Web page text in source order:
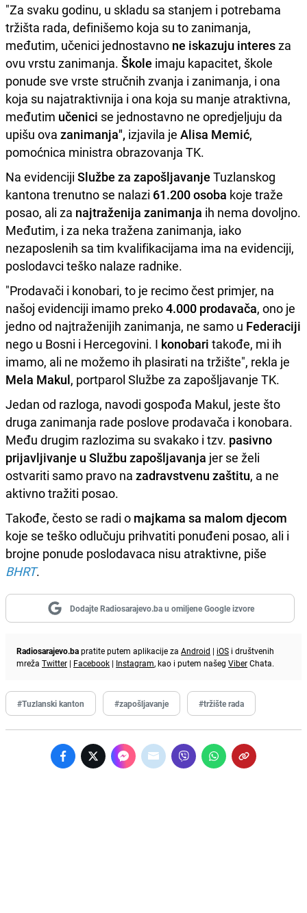
"Za svaku godinu, u skladu sa stanjem i potrebama
tržišta rada, definišemo koja su to zanimanja,
međutim, učenici jednostavno ne iskazuju interesza
ovu vrstu zanimanja. Škole imaju kapacitet, škole
ponude sve vrste stručnih zvanja i zanimanja, i ona
koja su najatraktivnija i ona koja su manje atraktivna,
međutim učenici se jednostavno ne opredjeljuju da
upišu ova zanimanja", izjavila je Alisa Memić,
pomoćnica ministra obrazovanja TK.
Na evidenciji Službe za zapošljavanje Tuzlanskog
kantona trenutno se nalazi 61.200 osoba koje traže
posao, ali za najtraženija zanimanja ih nema dovoljno.
Međutim, i za neka tražena zanimanja, iako
nezaposlenih sa tim kvalifikacijama ima na evidenciji,
poslodavci teško nalaze radnike.
"Prodavači i konobari, to je recimo čest primjer, na
našoj evidenciji imamo preko4.000 prodavača, ono je
jedno od najtraženijih zanimanja, ne samo u Federaciji
nego u Bosni i Hercegovini. I konobari takođe, mi ih
imamo, ali ne možemo ih plasirati na tržište", rekla je
Mela Makul, portparol Službe za zapošljavanje TK.
Jedan od razloga, navodi gospođa Makul, jeste što
druga zanimanja rade poslove prodavača i konobara.
Među drugim razlozima su svakako i tzv. pasivno
prijavljivanje u Službu zapošljavanja jer se želi
ostvariti samo pravo na zadravstvenu zaštitu, a ne
aktivno tražiti posao.
Takođe, često se radi o majkama sa malom djecom
koje se teško odlučuju prihvatiti ponuđeni posao, ali i
brojne ponude poslodavaca nisu atraktivne, piše
BHRT.
Dodajte Radiosarajevo.ba u omiljene Google izvore
Radiosarajevo.bapratite putem aplikacije za Android | iOS i društvenih
mreža Twitter | Facebook | Instagram, kao i putem našeg ViberChata.
#Tuzlanski kanton #zapošljavanje #tržište rada